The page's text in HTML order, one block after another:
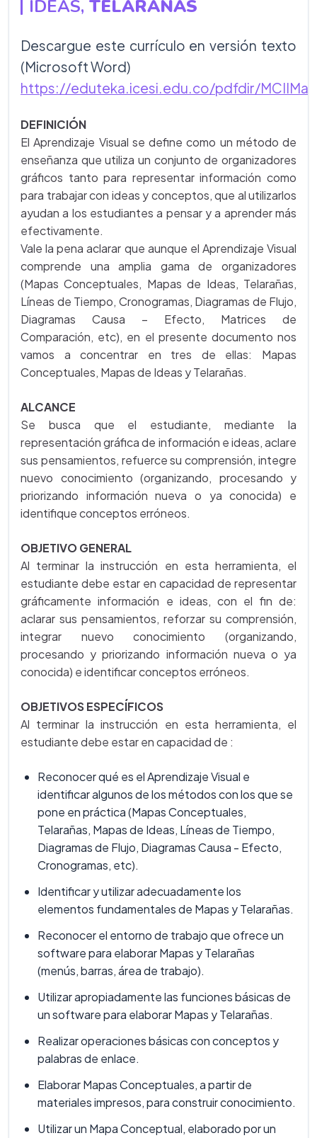
IDEAS, TELARAÑAS
Descargue este currículo en versión texto
(Microsoft Word)
https://eduteka.icesi.edu.co/pdfdir/
DEFINICIÓN
El Aprendizaje Visual se define como un método de
enseñanza que utiliza un conjunto de organizadores
gráficos tanto para representar información como
para trabajar con ideas y conceptos, que al utilizarlos
ayudan a los estudiantes a pensar y a aprender más
efectivamente.
Vale la pena aclarar que aunque el Aprendizaje Visual
comprende una amplia gama de organizadores
(Mapas Conceptuales, Mapas de Ideas, Telarañas,
Líneas de Tiempo, Cronogramas, Diagramas de Flujo,
Diagramas Causa – Efecto, Matrices de
Comparación, etc), en el presente documento nos
vamos a concentrar en tres de ellas: Mapas
Conceptuales, Mapas de Ideas y Telarañas.
ALCANCE
Se busca que el estudiante, mediante la
representación gráfica de información e ideas, aclare
sus pensamientos, refuerce su comprensión, integre
nuevo conocimiento (organizando, procesando y
priorizando información nueva o ya conocida) e
identifique conceptos erróneos.
OBJETIVO GENERAL
Al terminar la instrucción en esta herramienta, el
estudiante debe estar en capacidad de representar
gráficamente información e ideas, con el fin de:
aclarar sus pensamientos, reforzar su comprensión,
integrar nuevo conocimiento (organizando,
procesando y priorizando información nueva o ya
conocida) e identificar conceptos erróneos.
OBJETIVOS ESPECÍFICOS
Al terminar la instrucción en esta herramienta, el
estudiante debe estar en capacidad de :
Reconocer qué es el Aprendizaje Visual e
identificar algunos de los métodos con los que se
pone en práctica (Mapas Conceptuales,
Telarañas, Mapas de Ideas, Líneas de Tiempo,
Diagramas de Flujo, Diagramas Causa - Efecto,
Cronogramas, etc).
Identificar y utilizar adecuadamente los
elementos fundamentales de Mapas y Telarañas.
Reconocer el entorno de trabajo que ofrece un
software para elaborar Mapas y Telarañas
(menús, barras, área de trabajo).
Utilizar apropiadamente las funciones básicas de
un software para elaborar Mapas y Telarañas.
Realizar operaciones básicas con conceptos y
palabras de enlace.
Elaborar Mapas Conceptuales, a partir de
materiales impresos, para construir conocimiento.
Utilizar un Mapa Conceptual, elaborado por un